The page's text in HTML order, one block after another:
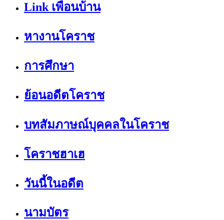
Link เพื่อนบ้าน
หางานโคราช
การศึกษา
ย้อนอดีตโคราช
บทสัมภาษณ์บุคคลในโคราช
โคราชฮาเฮ
วันนี้ในอดีต
นามบัตร